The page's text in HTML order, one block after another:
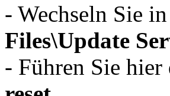
- Wechseln Sie
Files\Update
- Führen Sie